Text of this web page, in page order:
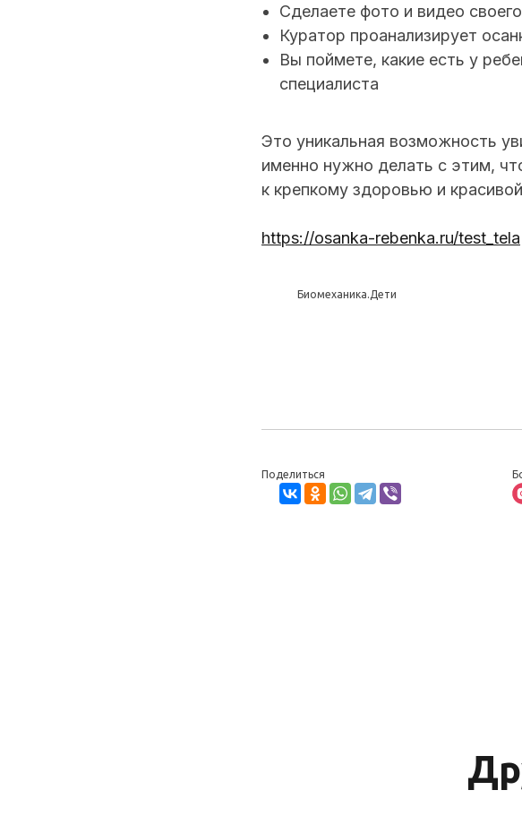
Сделаете фото и видео
Куратор проанализирует
Вы поймете, какие есть у
специалиста
Это уникальная возможность
именно нужно делать с этим,
к крепкому здоровью и
https://osanka-rebenka.ru/test_tela
Биомеханика.Дети
Поделиться